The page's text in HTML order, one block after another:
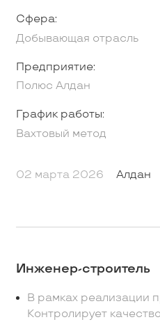
Сфера:
Добывающая отрасль
Предприятие:
Полюс Алдан
График работы:
Вахтовый метод
02 марта 2026 Алдан
Инженер-строитель
В рамках реализации
Контролирует